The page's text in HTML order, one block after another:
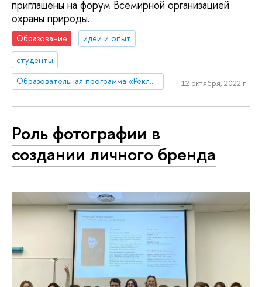
приглашены на форум Всемирной организацией
охраны природы.
Образование
идеи и опыт
студенты
Образовательная программа «Реклама и связи с общественностью»
12 октября, 2022 г.
Роль фотографии в
создании личного бренда